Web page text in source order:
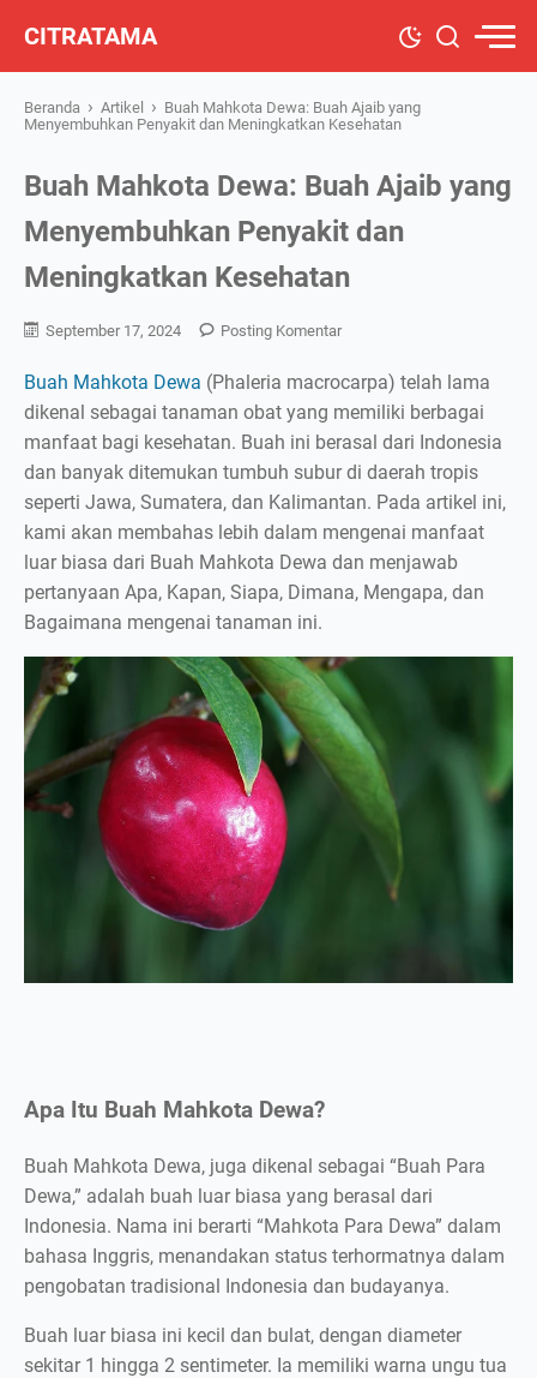
CITRATAMA
Beranda › Artikel › Buah Mahkota Dewa: Buah Ajaib yang
Menyembuhkan Penyakit dan Meningkatkan Kesehatan
Buah Mahkota Dewa: Buah Ajaib yang
Menyembuhkan Penyakit dan
Meningkatkan Kesehatan
September 17, 2024 Posting Komentar
Buah Mahkota Dewa (Phaleria macrocarpa) telah lama
dikenal sebagai tanaman obat yang memiliki berbagai
manfaat bagi kesehatan. Buah ini berasal dari Indonesia
dan banyak ditemukan tumbuh subur di daerah tropis
seperti Jawa, Sumatera, dan Kalimantan. Pada artikel ini,
kami akan membahas lebih dalam mengenai manfaat
luar biasa dari Buah Mahkota Dewa dan menjawab
pertanyaan Apa, Kapan, Siapa, Dimana, Mengapa, dan
Bagaimana mengenai tanaman ini.
Apa Itu Buah Mahkota Dewa?
Buah Mahkota Dewa, juga dikenal sebagai “Buah Para
Dewa,” adalah buah luar biasa yang berasal dari
Indonesia. Nama ini berarti “Mahkota Para Dewa” dalam
bahasa Inggris, menandakan status terhormatnya dalam
pengobatan tradisional Indonesia dan budayanya.
Buah luar biasa ini kecil dan bulat, dengan diameter
sekitar 1 hingga 2 sentimeter. Ia memiliki warna ungu tua